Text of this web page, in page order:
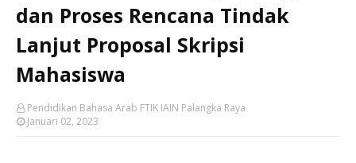
dan Proses Rencana Tindak
Lanjut Proposal Skripsi
Mahasiswa
Pendidikan Bahasa Arab FTIK IAIN Palangka Raya
Januari 02, 2023